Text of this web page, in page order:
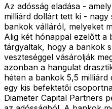
Az adósság eladása -
milliárd dollárt tett ki -
bankok válláról, melyeket
Alig két hónappal ezelőtt a
tárgyaltak, hogy a bankok
veszteséggel vásárolják
azonban a hangulat
héten a bankok 5,5 milliárd
egy kis befektetői
Diameter Capital Partners